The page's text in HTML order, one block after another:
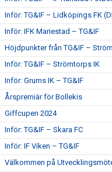
Inför: TG&IF – Lidköpings FK
Inför: IFK Mariestad – TG&IF
Höjdpunkter från TG&IF –
Inför: TG&IF – Strömtorps IK
Inför: Grums IK – TG&IF
Årspremiär för Bollekis
Giffcupen 2024
Inför: TG&IF – Skara FC
Inför: IF Viken – TG&IF
Välkommen på